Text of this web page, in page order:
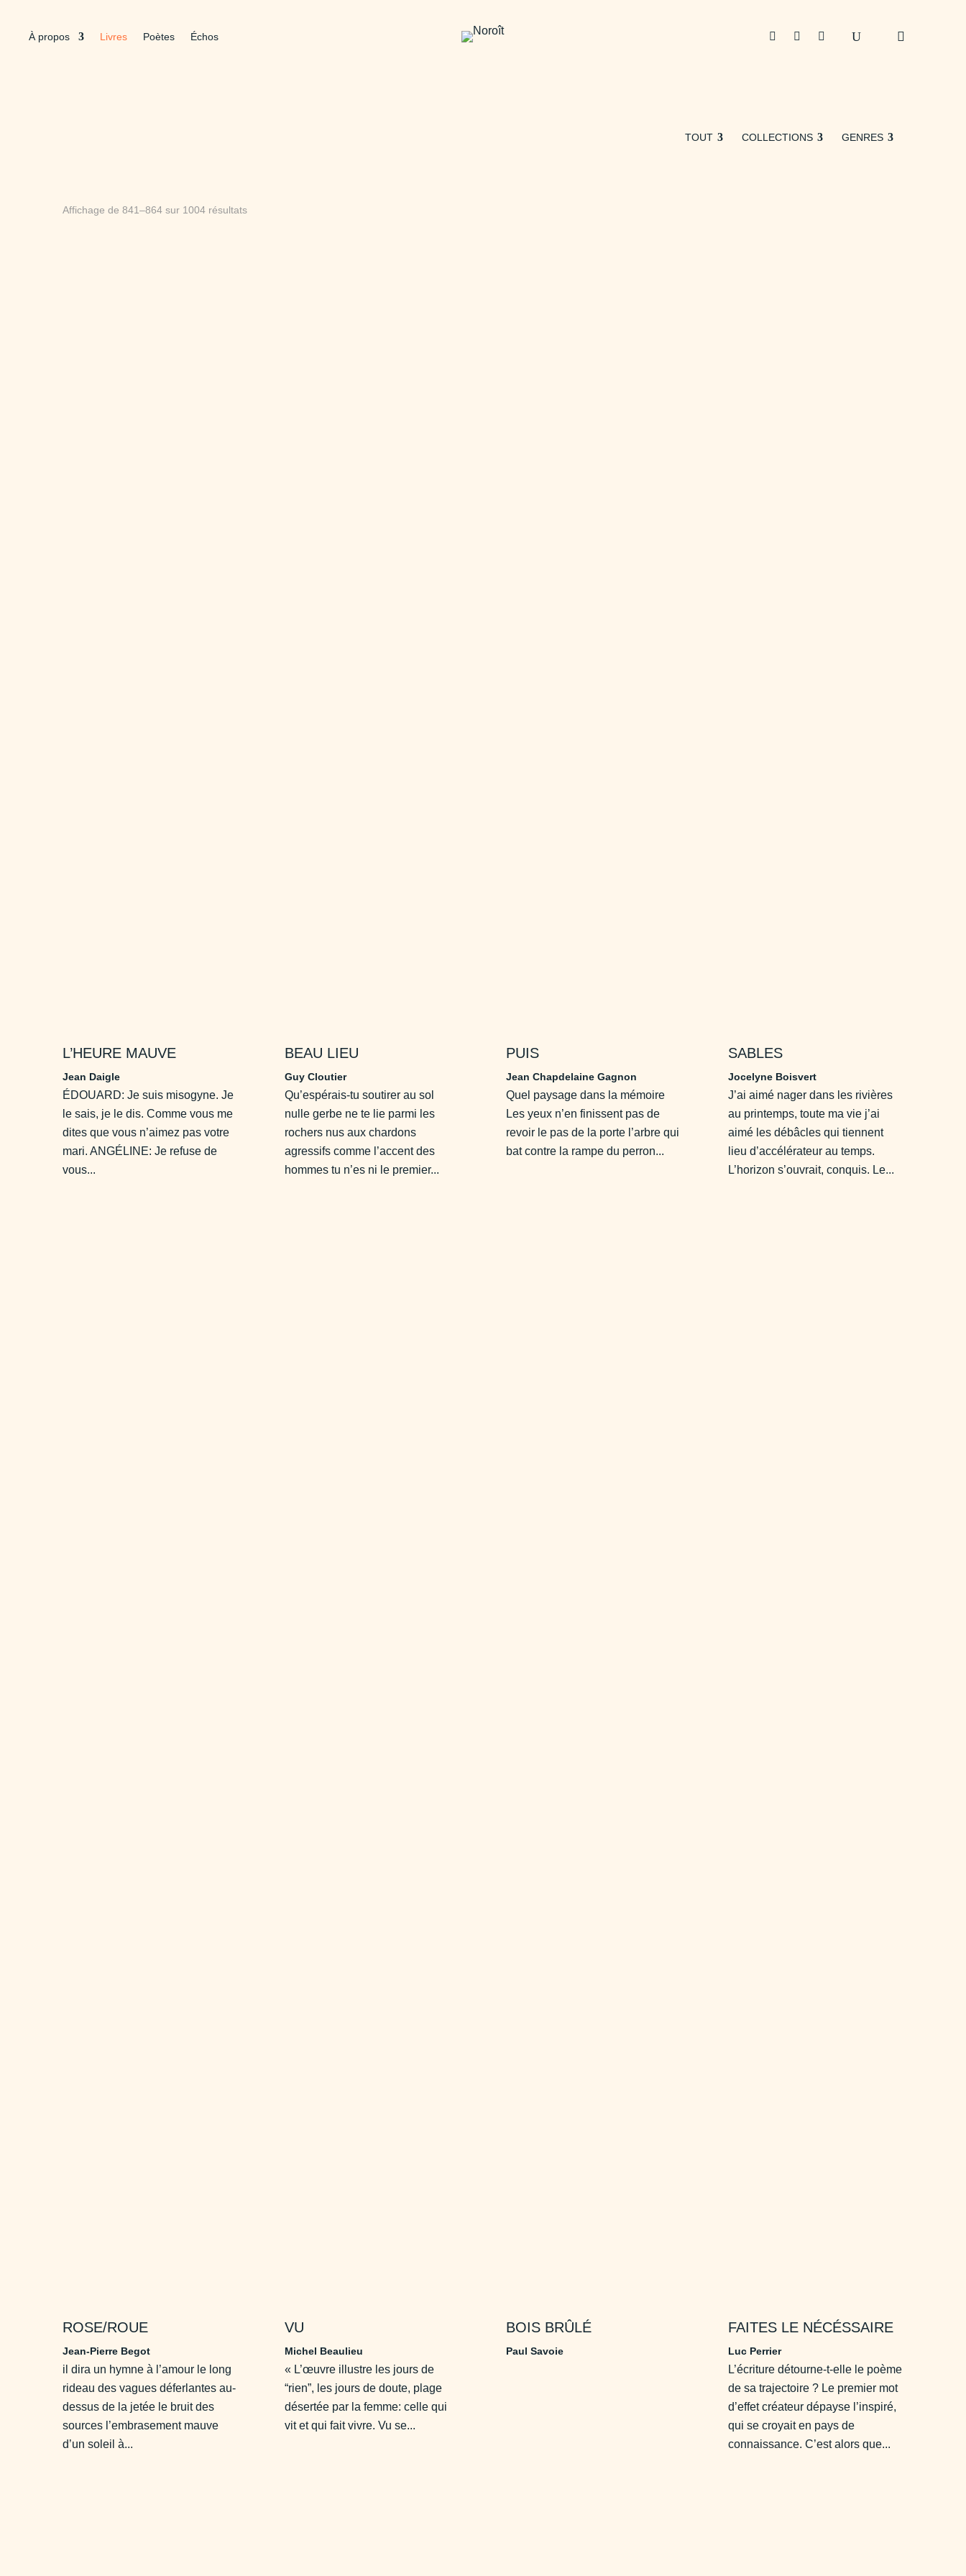
À propos Livres Poètes Échos   
TOUT COLLECTIONS GENRES
Affichage de 841–864 sur 1004 résultatsTrié
L’HEURE MAUVE
Jean Daigle
ÉDOUARD: Je suis misogyne. Je
le sais, je le dis. Comme vous me
dites que vous n’aimez pas votre
mari. ANGÉLINE: Je refuse de
vous...
BEAU LIEU
Guy Cloutier
Qu’espérais-tu soutirer au sol
nulle gerbe ne te lie parmi les
rochers nus aux chardons
agressifs comme l’accent des
hommes tu n’es ni le premier...
PUIS
Jean Chapdelaine Gagnon
Quel paysage dans la mémoire
Les yeux n’en finissent pas de
revoir le pas de la porte l’arbre qui
bat contre la rampe du perron...
SABLES
Jocelyne Boisvert
J’ai aimé nager dans les rivières
au printemps, toute ma vie j’ai
aimé les débâcles qui tiennent
lieu d’accélérateur au temps.
L’horizon s’ouvrait, conquis. Le...
ROSE/ROUE
Jean-Pierre Begot
il dira un hymne à l’amour le long
rideau des vagues déferlantes au-
dessus de la jetée le bruit des
sources l’embrasement mauve
d’un soleil à...
VU
Michel Beaulieu
« L’œuvre illustre les jours de
“rien”, les jours de doute, plage
désertée par la femme: celle qui
vit et qui fait vivre. Vu se...
BOIS BRÛLÉ
Paul Savoie
FAITES LE NÉCÉSSAIRE
Luc Perrier
L’écriture détourne-t-elle le poème
de sa trajectoire ? Le premier mot
d’effet créateur dépayse l’inspiré,
qui se croyait en pays de
connaissance. C’est alors que...